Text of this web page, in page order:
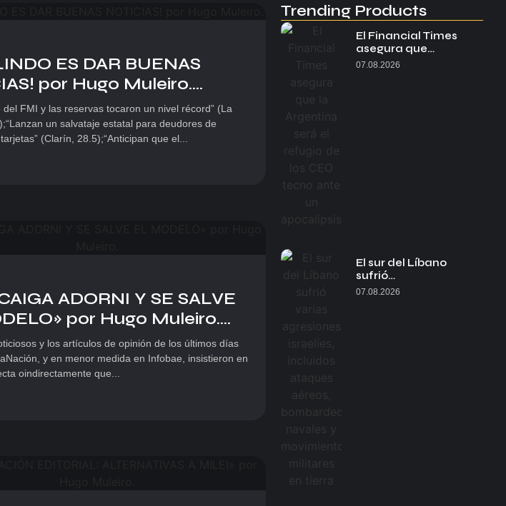
ES DAR BUENAS
por Hugo Muleiro....
del FMI y las reservas tocaron un nivel récord” (La
un salvataje estatal para deudores de
(Clarín, 28.5);“Anticipan que el...
ADORNI Y SE SALVE
por Hugo Muleiro....
y los artículos de opinión de los últimos días
y en menor medida en Infobae, insistieron en
oindirectamente que...
Trending Products
El Financial Times
asegura que…
07.08.2026
El sur del Líbano
sufrió…
07.08.2026